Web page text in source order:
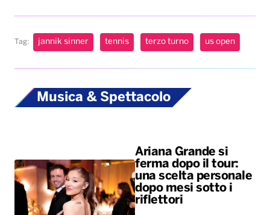
Tag: jannik sinner tennis terzo turno us open
Musica & Spettacolo
Ariana Grande si
ferma dopo il tour:
una scelta personale
dopo mesi sotto i
riflettori